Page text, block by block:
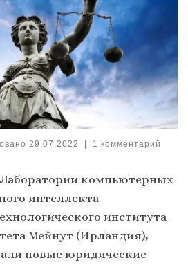
29.07.2022 | 1 комментарий
компьютерных
интеллекта
института
Мейнут (Ирландия),
новые юридические